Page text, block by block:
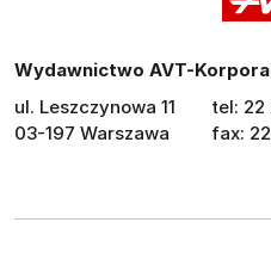
Wydawnictwo AVT-
ul. Leszczynowa 11
03-197 Warszawa
tel: 22
fax: